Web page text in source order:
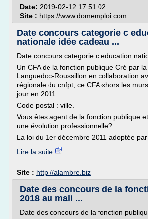
Date: 2019-02-12 17:51:02
Site : https://www.domemploi.com
Date concours categorie c
nationale idée cadeau ...
Date concours categorie c education
Un CFA de la fonction publique Cré par
Languedoc-Roussillon en collaboration
régionale du cnfpt, ce CFA «hors les
jour en 2011.
Code postal : ville.
Vous êtes agent de la fonction publique
une évolution professionnelle?
La loi du 1er décembre 2011 adoptée par
Lire la suite
Site : http://alambre.biz
Date des concours de la
2018 au mali ...
Date des concours de la fonction